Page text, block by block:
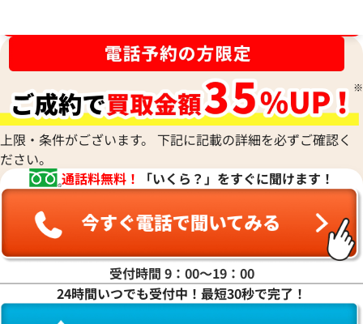
上限・条件がございます。 下記に記載の詳細を必ずご確認く
ださい。
通話料無料！
「いくら？」をすぐに聞けます！
受付時間 9：00〜19：00
24時間いつでも受付中！最短30秒で完了！